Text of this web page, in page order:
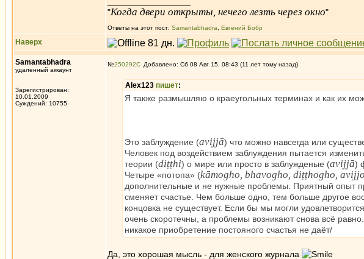
"Когда двери открыты, нечего лезть через окно"
Ответы на этот пост: Samantabhadra Евгений Бобр
Наверх
Samantabhadra
удаленный аккаунт
Зарегистрирован:
10.01.2009
Суждений: 10755
№250292 Добавлено: Сб 08 Авг 15, 08:43 (11 лет тому назад)
Alex123 пишет:
Я также размышляю о краеугольных терминах и как их
Это заблуждение (avijjā) что можно навсегда или
Человек под воздействием заблуждения пытается
теории (diṭṭhi) о мире или просто в заблyжденые (avijjā)
Четыре «потопа» (kāmogho, bhavogho, diṭṭhogho,
дополнительные и не нужные проблемы. Приятный опыт
сменяет счастье. Чем больше одно, тем больше другое
концовка не существует. Если бы мы могли
очень скоротечны, а проблемы возникают снова всё
никакое приобретение постояного счастья не даёт/
Да, это хорошая мысль - для женского журнала